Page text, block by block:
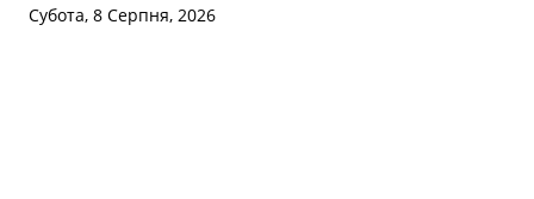
Субота, 8 Серпня, 2026